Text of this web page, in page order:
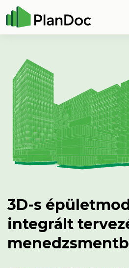
3D-s
integrált